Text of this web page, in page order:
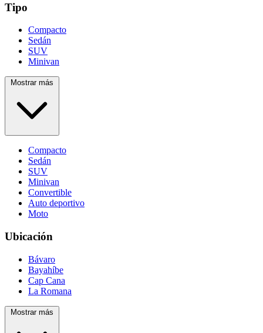
Tipo
Compacto
Sedán
SUV
Minivan
Mostrar más
Compacto
Sedán
SUV
Minivan
Convertible
Auto deportivo
Moto
Ubicación
Bávaro
Bayahíbe
Cap Cana
La Romana
Mostrar más